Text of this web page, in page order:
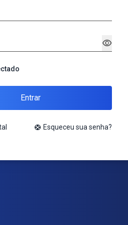
visibility
Entrar
support Esqueceu sua senha?